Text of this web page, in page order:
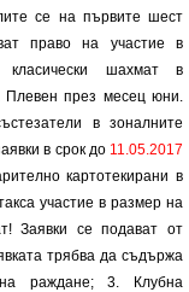
се на първите шест
право на участие в
класически шахмат в
Плевен през месец юни.
в зоналните
в срок до 11.05.2017
картотекирани в
участие в размер на
Заявки се подават от
трябва да съдържа
раждане; 3. Клубна